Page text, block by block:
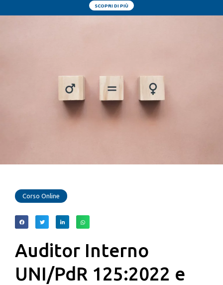
SCOPRI DI PIÙ
Corso Online
Auditor Interno
UNI/PdR 125:2022 e